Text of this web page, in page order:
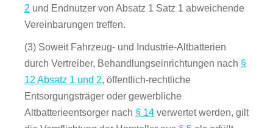
2 und Endnutzer von Absatz 1 Satz 1 abweichende
Vereinbarungen treffen.
(3) Soweit Fahrzeug- und Industrie-Altbatterien
durch Vertreiber, Behandlungseinrichtungen nach §
12 Absatz 1 und 2, öffentlich-rechtliche
Entsorgungsträger oder gewerbliche
Altbatterieentsorger nach § 14 verwertet werden, gilt